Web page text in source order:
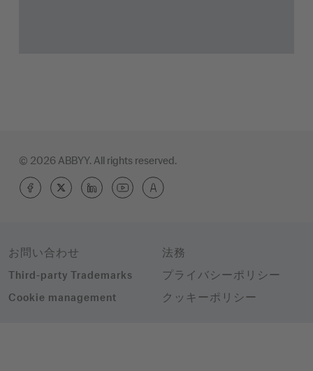
© 2026 ABBYY. All rights reserved.
お問い合わせ
法務
Third-party Trademarks
プライバシーポリシー
Cookie management
クッキーポリシー